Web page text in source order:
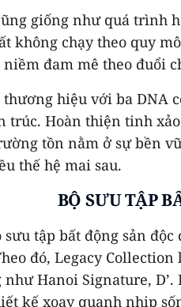
giống như quá trình
không chạy theo quy
đam mê theo đuổi
hiệu với ba
trúc. Hoàn thiện tinh
tồn nằm ở sự bền
thế hệ mai sau.
BỘ SƯU TẬP
tập bất động sản
đó, Legacy
Hanoi Signature,
kế xoay quanh nhịp